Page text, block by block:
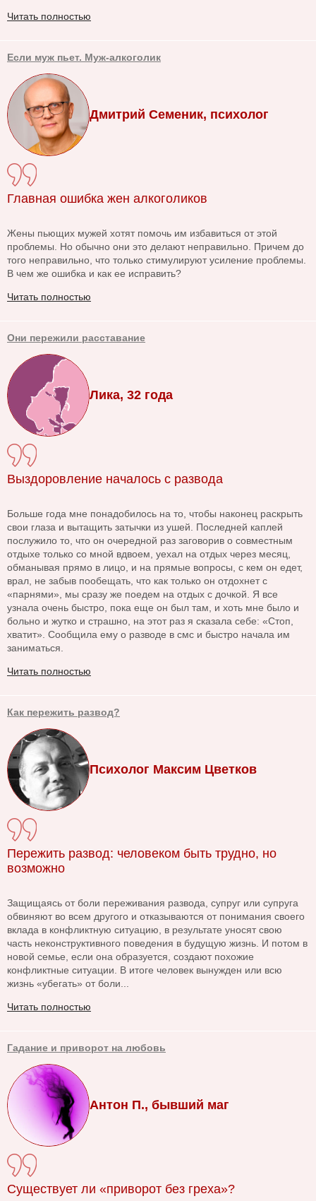
Читать полностью
Если муж пьет. Муж-алкоголик
Дмитрий Семеник, психолог
Главная ошибка жен алкоголиков
Жены пьющих мужей хотят помочь им избавиться от этой
проблемы. Но обычно они это делают неправильно. Причем до
того неправильно, что только стимулируют усиление проблемы.
В чем же ошибка и как ее исправить?
Читать полностью
Они пережили расставание
Лика, 32 года
Выздоровление началось с развода
Больше года мне понадобилось на то, чтобы наконец раскрыть
свои глаза и вытащить затычки из ушей. Последней каплей
послужило то, что он очередной раз заговорив о совместным
отдыхе только со мной вдвоем, уехал на отдых через месяц,
обманывая прямо в лицо, и на прямые вопросы, с кем он едет,
врал, не забыв пообещать, что как только он отдохнет с
«парнями», мы сразу же поедем на отдых с дочкой. Я все
узнала очень быстро, пока еще он был там, и хоть мне было и
больно и жутко и страшно, на этот раз я сказала себе: «Стоп,
хватит». Сообщила ему о разводе в смс и быстро начала им
заниматься.
Читать полностью
Как пережить развод?
Психолог Максим Цветков
Пережить развод: человеком быть трудно, но
возможно
Защищаясь от боли переживания развода, супруг или супруга
обвиняют во всем другого и отказываются от понимания своего
вклада в конфликтную ситуацию, в результате уносят свою
часть неконструктивного поведения в будущую жизнь. И потом в
новой семье, если она образуется, создают похожие
конфликтные ситуации. В итоге человек вынужден или всю
жизнь «убегать» от боли...
Читать полностью
Гадание и приворот на любовь
Антон П., бывший маг
Существует ли «приворот без греха»?